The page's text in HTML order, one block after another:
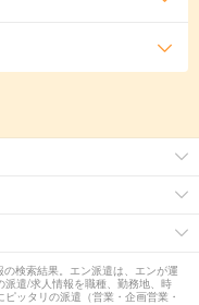
検索結果。エン派遣は、エンが運
遣/求人情報を職種、勤務地、時
ッタリの派遣（営業・企画営業・